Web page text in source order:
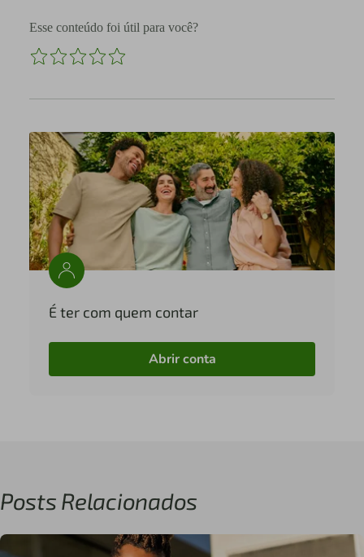
Esse conteúdo foi útil para você?
É ter com quem contar
Abrir conta
Posts Relacionados